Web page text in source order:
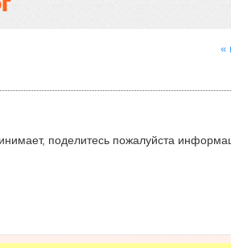
«
поделитесь пожалуйста